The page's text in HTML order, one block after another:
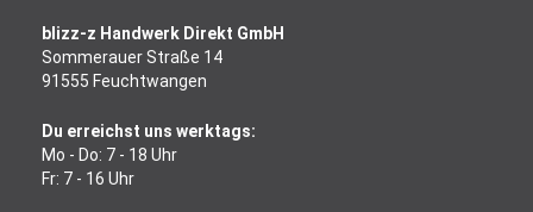
blizz-z Handwerk Direkt GmbH
Sommerauer Straße 14
91555 Feuchtwangen
Du erreichst uns werktags:
Mo - Do: 7 - 18 Uhr
Fr: 7 - 16 Uhr